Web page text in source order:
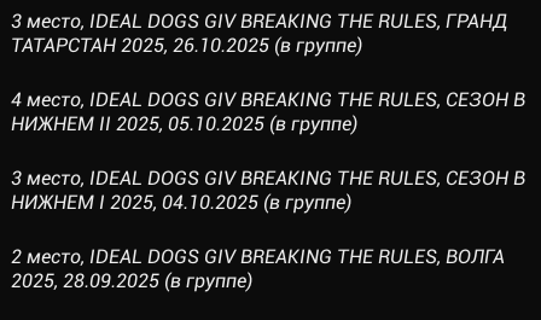
3 место, IDEAL DOGS GIV BREAKING THE RULES, ГРАНД
ТАТАРСТАН 2025, 26.10.2025 (в группе)
4 место, IDEAL DOGS GIV BREAKING THE RULES, СЕЗОН В
НИЖНЕМ II 2025, 05.10.2025 (в группе)
3 место, IDEAL DOGS GIV BREAKING THE RULES, СЕЗОН В
НИЖНЕМ I 2025, 04.10.2025 (в группе)
2 место, IDEAL DOGS GIV BREAKING THE RULES, ВОЛГА
2025, 28.09.2025 (в группе)